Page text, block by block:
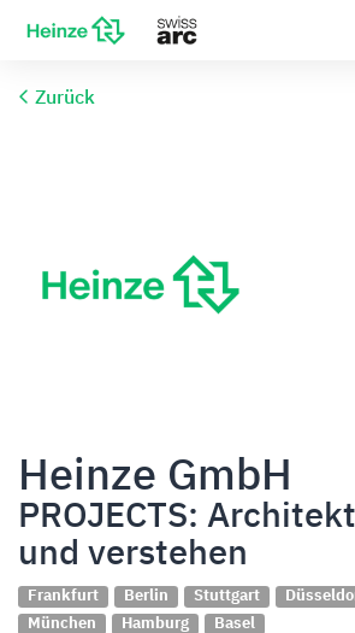
Zurück
Heinze GmbH
PROJECTS:
und verstehen
Frankfurt Berlin Stuttgart
München
Hamburg Basel